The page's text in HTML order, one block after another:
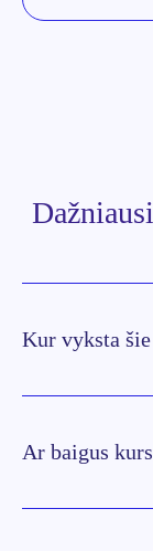
Kur vyksta
Ar baigus